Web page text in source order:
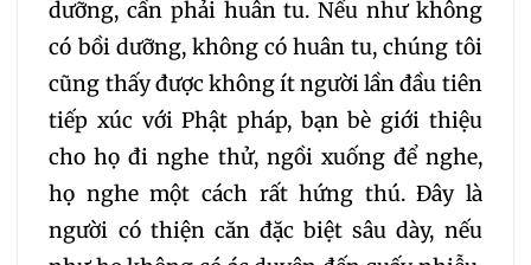
dưỡng, cần phải huân tu. Nếu như không
có bồi dưỡng, không có huân tu, chúng tôi
cũng thấy được không ít người lần đầu tiên
tiếp xúc với Phật pháp, bạn bè giới thiệu
cho họ đi nghe thử, ngồi xuống để nghe,
họ nghe một cách rất hứng thú. Đây là
người có thiện căn đặc biệt sâu dày, nếu